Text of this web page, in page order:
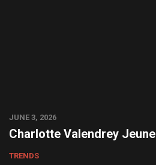
JUNE 3, 2026
Charlotte Valendrey Jeune
TRENDS